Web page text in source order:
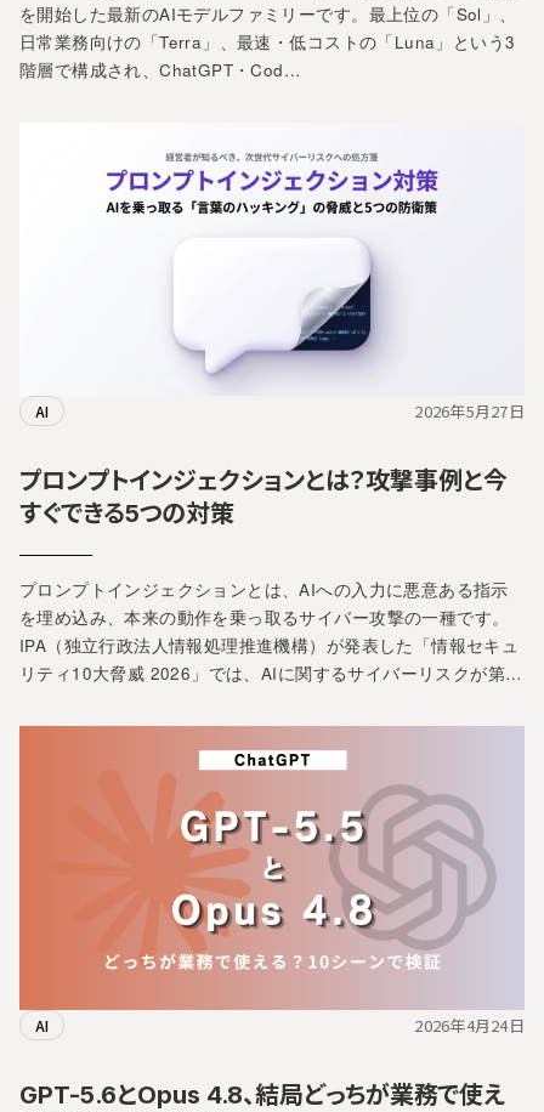
を開始した最新のAIモデルファミリーです。最上位の「Sol」、
日常業務向けの「Terra」、最速・低コストの「Luna」という3
階層で構成され、ChatGPT・Cod…
AI 2026年5月27日
プロンプトインジェクションとは？攻撃事例と今
すぐできる5つの対策
プロンプトインジェクションとは、AIへの入力に悪意ある指示
を埋め込み、本来の動作を乗っ取るサイバー攻撃の一種です。
IPA（独立行政法人情報処理推進機構）が発表した「情報セキュ
リティ10大脅威 2026」では、AIに関するサイバーリスクが第…
AI 2026年4月24日
GPT-5.6とOpus 4.8、結局どっちが業務で使え